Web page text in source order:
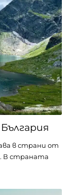
в страни от
В страната